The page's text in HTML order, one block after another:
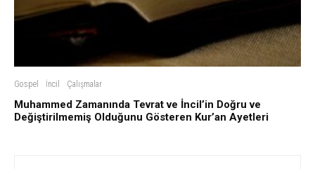
Gospel İncil Çalışmalar
Muhammed Zamanında Tevrat ve İncil’in Doğru ve
Değiştirilmemiş Olduğunu Gösteren Kur’an Ayetleri